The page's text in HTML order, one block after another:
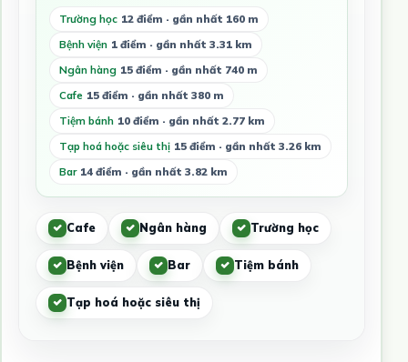
Trường học 12 điểm · gần nhất 160 m
Bệnh viện 1 điểm · gần nhất 3.31 km
Ngân hàng 15 điểm · gần nhất 740 m
Cafe 15 điểm · gần nhất 380 m
Tiệm bánh 10 điểm · gần nhất 2.77 km
Tạp hoá hoặc siêu thị 15 điểm · gần nhất 3.26 km
Bar 14 điểm · gần nhất 3.82 km
Cafe Ngân hàng Trường học
Bệnh viện Bar Tiệm bánh
Tạp hoá hoặc siêu thị